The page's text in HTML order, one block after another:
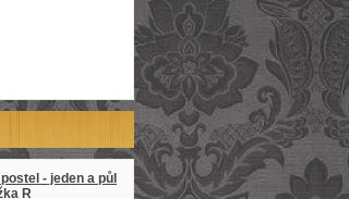
- jeden a půl
R